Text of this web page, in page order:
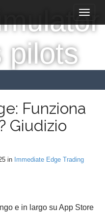
Funziona
Giudizio
in Immediate Edge Trading
e in largo su App Store